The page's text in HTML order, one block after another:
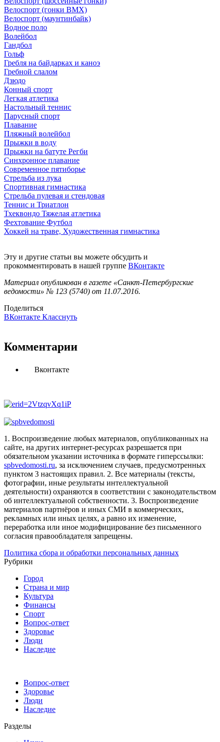
Велоспорт (гонки BMX)
Велоспорт (маунтинбайк)
Водное поло
Волейбол
Гандбол
Гольф
Гребля на байдарках и каноэ
Гребной слалом
Дзюдо
Конный спорт
Легкая атлетика
Настольный теннис
Парусный спорт
Плавание
Пляжный волейбол
Прыжки в воду
Прыжки на батуте Регби
Синхронное плавание
Современное пятиборье
Стрельба из лука
Спортивная гимнастика
Стрельба пулевая и стендовая
Теннис и Триатлон
Тхеквондо Тяжелая атлетика
Фехтование Футбол
Хоккей на траве, Художественная гимнастика
Эту и другие статьи вы можете обсудить и
прокомментировать в нашей группе ВКонтакте
Материал опубликован в газете «Санкт-Петербургские
ведомости» № 123 (5740) от 11.07.2016.
Поделиться
ВКонтакте Класснуть
Комментарии
Вконтакте
1. Воспроизведение любых материалов, опубликованных на
сайте, на других интернет-ресурсах разрешается при
обязательном указании источника в формате гиперссылки:
spbvedomosti.ru, за исключением случаев, предусмотренных
пунктом 3 настоящих правил. 2. Все материалы (тексты,
фотографии, иные результаты интеллектуальной
деятельности) охраняются в соответствии с законодательством
об интеллектуальной собственности. 3. Воспроизведение
материалов партнёров и иных СМИ в коммерческих,
рекламных или иных целях, а равно их изменение,
переработка или иное модифицирование без письменного
согласия правообладателя запрещены.
Политика сбора и обработки персональных данных
Рубрики
Город
Страна и мир
Культура
Финансы
Спорт
Вопрос-ответ
Здоровье
Люди
Наследие
Вопрос-ответ
Здоровье
Люди
Наследие
Разделы